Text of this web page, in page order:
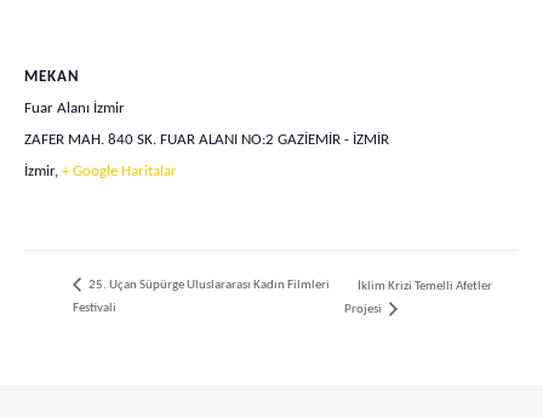
MEKAN
Fuar Alanı İzmir
ZAFER MAH. 840 SK. FUAR ALANI NO:2 GAZİEMİR - İZMİR
İzmir, + Google Haritalar
25. Uçan Süpürge Uluslararası Kadın Filmleri
Festivali
İklim Krizi Temelli Afetler
Projesi